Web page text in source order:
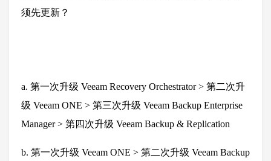
须先更新？
a. 第一次升级 Veeam Recovery Orchestrator > 第二次升
级 Veeam ONE > 第三次升级 Veeam Backup Enterprise
Manager > 第四次升级 Veeam Backup & Replication
b. 第一次升级 Veeam ONE > 第二次升级 Veeam Backup